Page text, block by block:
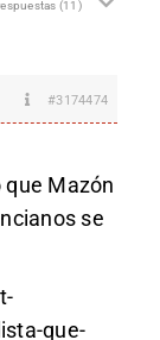
(11)
#3174474
que Mazón
se
que-